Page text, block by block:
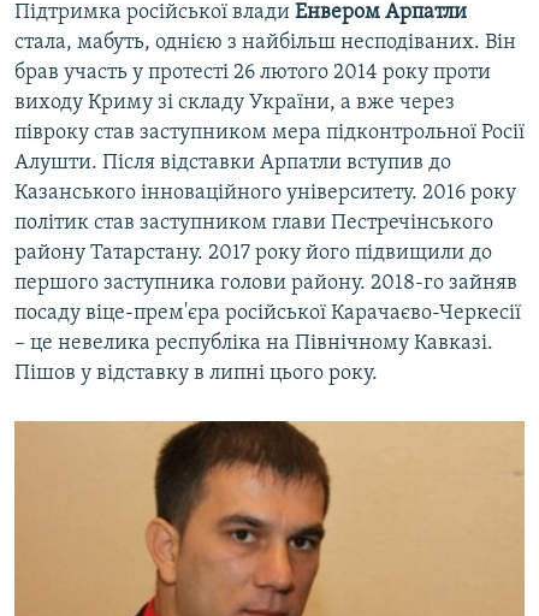
Підтримка російської влади Енвером Арпатли
стала, мабуть, однією з найбільш несподіваних. Він
брав участь у протесті 26 лютого 2014 року проти
виходу Криму зі складу України, а вже через
півроку став заступником мера підконтрольної Росії
Алушти. Після відставки Арпатли вступив до
Казанського інноваційного університету. 2016 року
політик став заступником глави Пестречінського
району Татарстану. 2017 року його підвищили до
першого заступника голови району. 2018-го зайняв
посаду віце-прем'єра російської Карачаєво-Черкесії
– це невелика республіка на Північному Кавказі.
Пішов у відставку в липні цього року.